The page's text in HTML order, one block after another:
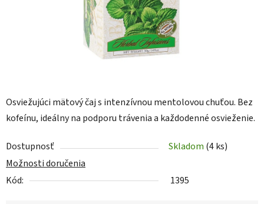
Osviežujúci mätový čaj s intenzívnou mentolovou chuťou. Bez
kofeínu, ideálny na podporu trávenia a každodenné osvieženie.
Dostupnosť Skladom (4 ks)
Možnosti doručenia
Kód:
1395